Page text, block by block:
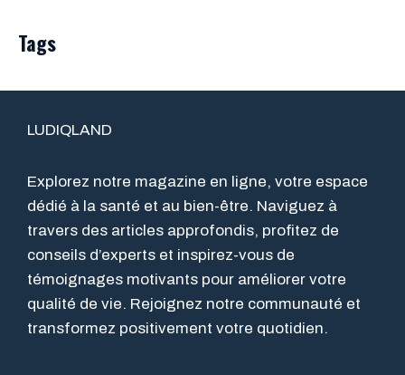
Tags
LUDIQLAND
Explorez notre magazine en ligne, votre espace
dédié à la santé et au bien-être. Naviguez à
travers des articles approfondis, profitez de
conseils d’experts et inspirez-vous de
témoignages motivants pour améliorer votre
qualité de vie. Rejoignez notre communauté et
transformez positivement votre quotidien.